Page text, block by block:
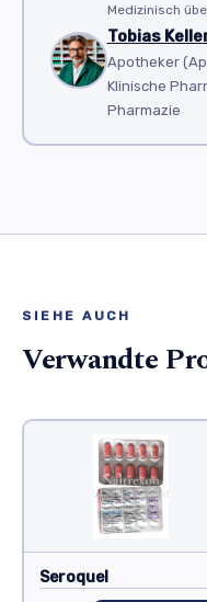
Medizinisch
Tobias
Apotheker
Klinische
Pharmazie
SIEHE AUCH
Verwandte
Seroquel